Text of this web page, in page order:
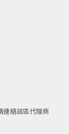
連絡該區代理商